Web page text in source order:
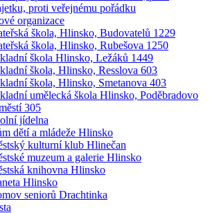
proti veřejnému pořádku
organizace
škola, Hlinsko, Budovatelů 1229
škola, Hlinsko, Rubešova 1250
škola Hlinsko, Ležáků 1449
škola, Hlinsko, Resslova 603
škola, Hlinsko, Smetanova 403
umělecká škola Hlinsko, Poděbradovo
305
jídelna
dětí a mládeže Hlinsko
kulturní klub Hlinečan
muzeum a galerie Hlinsko
knihovna Hlinsko
Hlinsko
seniorů Drachtinka